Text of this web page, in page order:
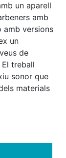
un aparell
amb
amb versions
un
de
treball
sonor que
materials